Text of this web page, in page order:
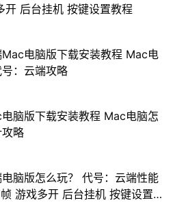
开 后台挂机 按键设置教程
电脑版下载安装教程 Mac电
：云端攻略
脑版下载安装教程 Mac电脑怎
略
脑版怎么玩？ 代号：云端性能
游戏多开 后台挂机 按键设置